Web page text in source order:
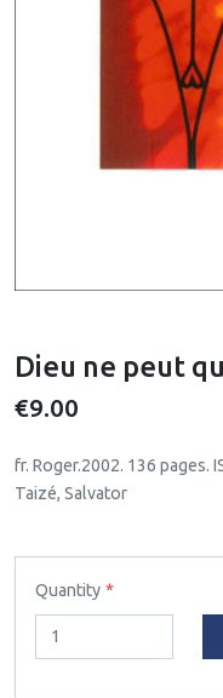
Dieu ne peut
€9.00
fr. Roger.2002. 136 pages.
Taizé, Salvator
Quantity